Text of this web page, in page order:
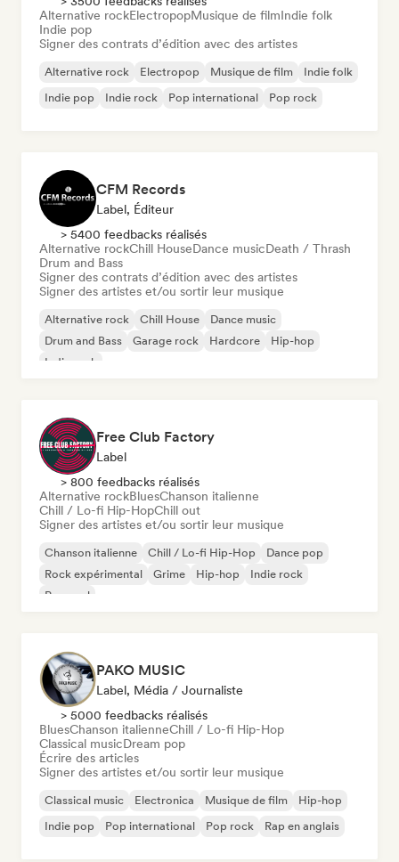
Alternative rockElectropopMusique de filmIndie folk
Indie pop
Signer des contrats d’édition avec des artistes
Alternative rock Electropop Musique de film
Indie folk
Indie pop
Indie rock Pop international Pop rock
CFM Records
Label, Éditeur
> 5400 feedbacks réalisés
Alternative rockChill HouseDance musicDeath / Thrash
Drum and Bass
Signer des contrats d’édition avec des artistes
Signer des artistes et/ou sortir leur musique
Alternative rock Chill House
Dance music
Drum and Bass
Garage rock Hardcore
Hip-hop
Indie rock
Free Club Factory
Label
> 800 feedbacks réalisés
Alternative rockBluesChanson italienne
Chill / Lo-fi Hip-HopChill out
Signer des artistes et/ou sortir leur musique
Chanson italienne Chill / Lo-fi Hip-Hop
Dance pop
Rock expérimental
Grime Hip-hop
Indie rock
Pop soul
PAKO MUSIC
Label, Média / Journaliste
> 5000 feedbacks réalisés
BluesChanson italienneChill / Lo-fi Hip-Hop
Classical musicDream pop
Écrire des articles
Signer des artistes et/ou sortir leur musique
Classical music Electronica Musique de film
Hip-hop
Indie pop
Pop international Pop rock Rap en anglais